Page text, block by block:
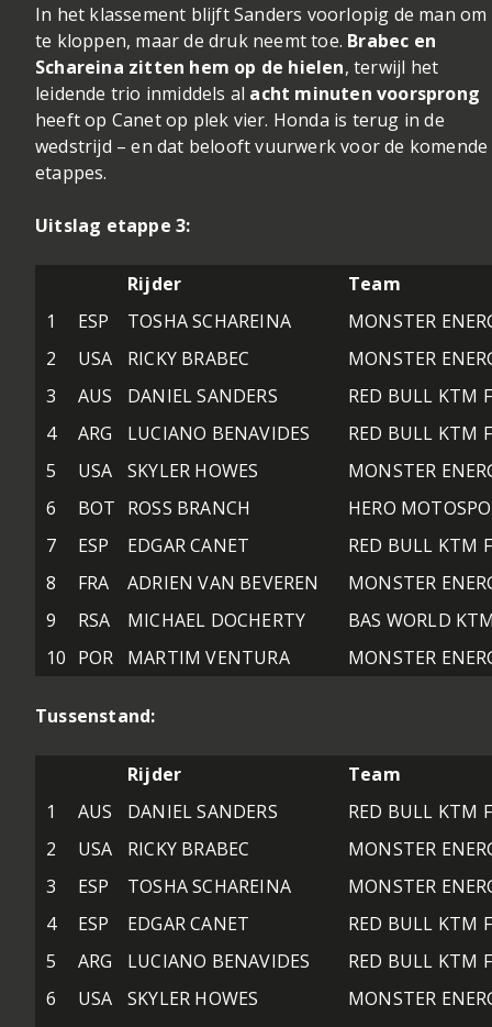
In het klassement blijft Sanders voorlopig de man om
te kloppen, maar de druk neemt toe. Brabec en
Schareina zitten hem op de hielen, terwijl het
leidende trio inmiddels al acht minuten voorsprong
heeft op Canet op plek vier. Honda is terug in de
wedstrijd – en dat belooft vuurwerk voor de komende
etappes.
Uitslag etappe 3:
Rijder
Team
1
ESP TOSHA SCHAREINA
MONSTER
2
USA RICKY BRABEC
MONSTER
3
AUS DANIEL SANDERS
RED BULL KTM
4
ARG LUCIANO BENAVIDES
RED BULL KTM
5
USA SKYLER HOWES
MONSTER
6
BOT ROSS BRANCH
HERO
7
ESP EDGAR CANET
RED BULL KTM
8
FRA ADRIEN VAN BEVEREN
MONSTER
9
RSA MICHAEL DOCHERTY
BAS WORLD
10 POR MARTIM VENTURA MONSTER
Tussenstand:
Rijder
Team
1
AUS DANIEL SANDERS
RED BULL KTM
2
USA RICKY BRABEC
MONSTER
3
ESP TOSHA SCHAREINA
MONSTER
4
ESP EDGAR CANET
RED BULL KTM
5
ARG LUCIANO BENAVIDES
RED BULL KTM
6
USA SKYLER HOWES
MONSTER